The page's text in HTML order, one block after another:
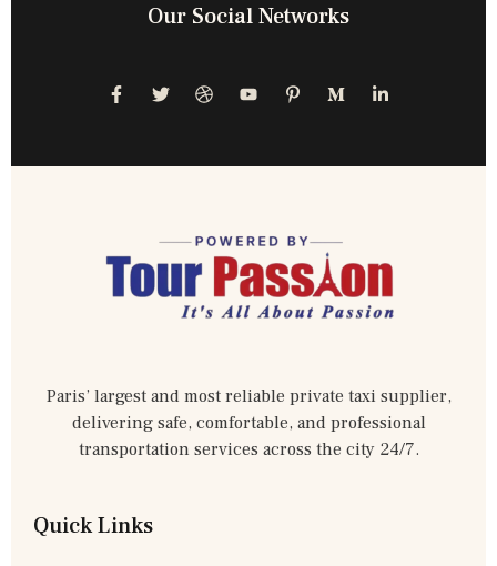
Our Social Networks
Paris’ largest and most reliable private taxi supplier,
delivering safe, comfortable, and professional
transportation services across the city 24/7.
Quick Links